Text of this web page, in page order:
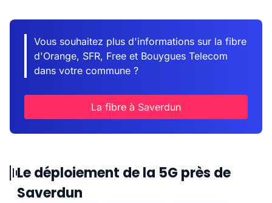
Vous souhaitez plus d'informations sur la fibre
d'Orange, SFR, Free et Bouygues Telecom
dans votre commune ?
La fibre à Saverdun
Le déploiement de la 5G près de
Saverdun